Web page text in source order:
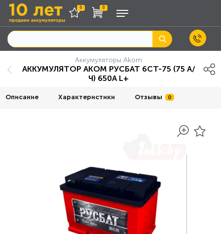
0 0
Аккумуляторы Akom
АККУМУЛЯТОР AKOM РУСБАТ 6СТ-75 (75 А/
Ч) 650A L+
Описание Характеристики Отзывы 0